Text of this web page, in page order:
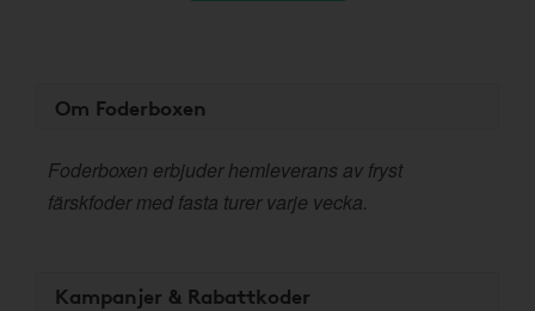
Om Foderboxen
Foderboxen erbjuder hemleverans av fryst
färskfoder med fasta turer varje vecka.
Kampanjer & Rabattkoder